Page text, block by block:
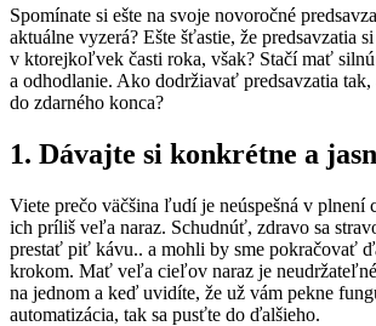
Spomínate si ešte na svoje novoročné
aktuálne vyzerá? Ešte šťastie, že predsavzatia
v ktorejkoľvek časti roka, však? Stačí mať
a odhodlanie. Ako dodržiavať predsavzatia
do zdarného konca?
1. Dávajte si konkrétne a
Viete prečo väčšina ľudí je neúspešná v plnení
ich príliš veľa naraz. Schudnúť, zdravo sa
prestať piť kávu.. a mohli by sme pokračovať
krokom. Mať veľa cieľov naraz je
na jednom a keď uvidíte, že už vám pekne
automatizácia, tak sa pusťte do ďalšieho.